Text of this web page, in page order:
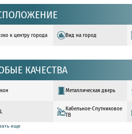
к центру города Вид на город
КАЧЕСТВА
Металлическая дверь
Кабельное-Спутниковое
ТВ
еще